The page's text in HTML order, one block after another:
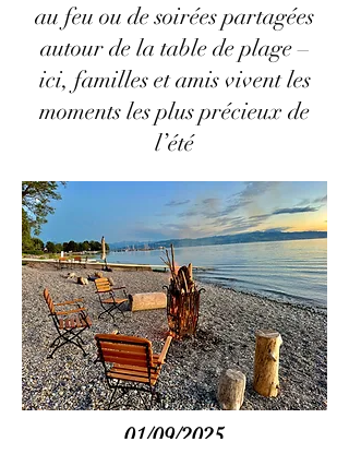
au feu ou de soirées partagées
autour de la table de plage –
ici, familles et amis vivent les
moments les plus précieux de
l’été
01/09/2025